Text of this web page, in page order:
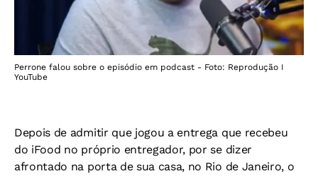
Perrone falou sobre o episódio em podcast - Foto: Reprodução I
YouTube
Depois de admitir que jogou a entrega que recebeu
do iFood no próprio entregador, por se dizer
afrontado na porta de sua casa, no Rio de Janeiro, o